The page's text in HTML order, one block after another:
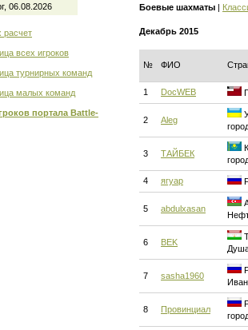
06.08.2026
расчет
всех игроков
турнирных команд
малых команд
портала Battle-
Боевые шахматы |
Декабрь 2015
№ ФИО
1 DocWEB
2 Aleg
3 ТАЙБЕК
4 ягуар
5 abdulxasan
6 BEK
7 sasha1960
8 Провинциал